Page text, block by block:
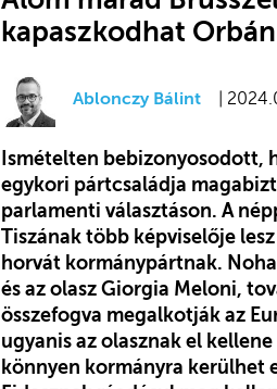
kapaszkodhat
Ablonczy Bálint |
Ismételten bebizonyosodott,
egykori pártcsaládja
parlamenti választáson. A
Tiszának több képviselője
horvát kormánypártnak.
és az olasz Giorgia Meloni,
összefogva megalkotják az
ugyanis az olasznak el
könnyen kormányra kerülhet